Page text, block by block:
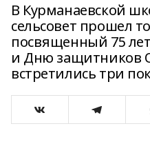
В Курманаевской
сельсовет прошел
посвященный 75
и Дню защитников
встретились три